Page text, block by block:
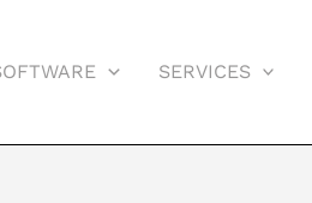
SERVICES